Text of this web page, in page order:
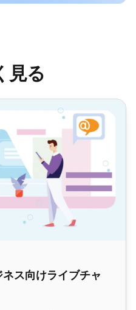
見る
ライブチャット | LiveAgent
ス向けライブチャ